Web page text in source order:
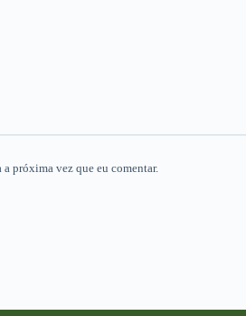
a próxima vez que eu comentar.